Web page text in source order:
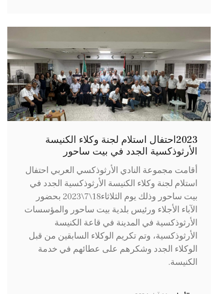
2023احتفال استلام لجنة وكلاء الكنيسة
الأرثوذكسية الجدد في بيت ساحور
أقامت مجموعة النادي الأرثوذكسي العربي احتفال
استلام لجنة وكلاء الكنيسة الأرثوذكسية الجدد في
بيت ساحور وذلك يوم الثلاثاء18\7\2023 بحضور
الآباء الأجلاء ورئيس بلدية بيت ساحور والمؤسسات
الأرثوذكسية في المدينة في قاعة الكنيسة
الأرثوذكسية، وتم تكريم الوكلاء السابقين من قبل
الوكلاء الجدد وشكرهم على عطائهم في خدمة
الكنيسة.